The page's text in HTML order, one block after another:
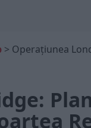
> Operațiunea